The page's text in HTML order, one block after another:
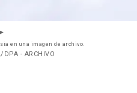
en una imagen de archivo.
DPA - ARCHIVO